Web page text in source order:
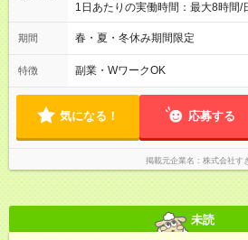
1日あたりの実働時間：最大8時間
2h～OK ＜シフト例＞ 〇朝帯
後帯 14:00-18:00 〇夜帯 18:00-
ます♪
期間 春・夏・冬休み期間限定
特徴 副業・WワークOK
気になる！ 応募する
掲載元企業名 株式会社す
未読